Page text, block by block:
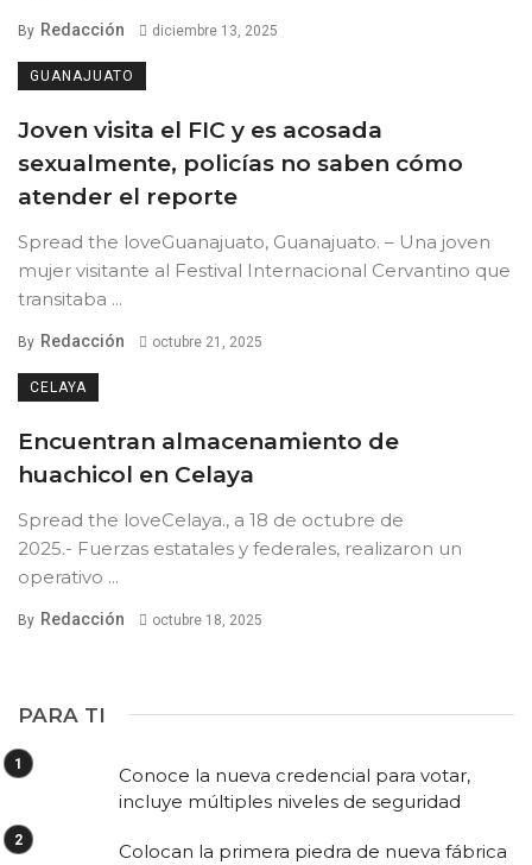
By Redacción diciembre 13, 2025
GUANAJUATO
Joven visita el FIC y es acosada
sexualmente, policías no saben cómo
atender el reporte
Spread the loveGuanajuato, Guanajuato. – Una joven
mujer visitante al Festival Internacional Cervantino que
transitaba ...
By Redacción octubre 21, 2025
CELAYA
Encuentran almacenamiento de
huachicol en Celaya
Spread the loveCelaya., a 18 de octubre de
2025.- Fuerzas estatales y federales, realizaron un
operativo ...
By Redacción octubre 18, 2025
PARA TI
Conoce la nueva credencial para votar,
incluye múltiples niveles de seguridad
Colocan la primera piedra de nueva fábrica